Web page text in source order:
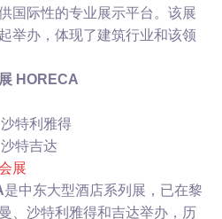
国际性的专业展示平台。该展
举办，体现了建筑行业和该领
HORECA
特利雅得
特吉达
展
是中东大型酒店系列展，已在黎
、沙特利雅得和吉达举办，历